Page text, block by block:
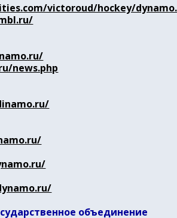
victoroud/hockey/
news.php
объединение